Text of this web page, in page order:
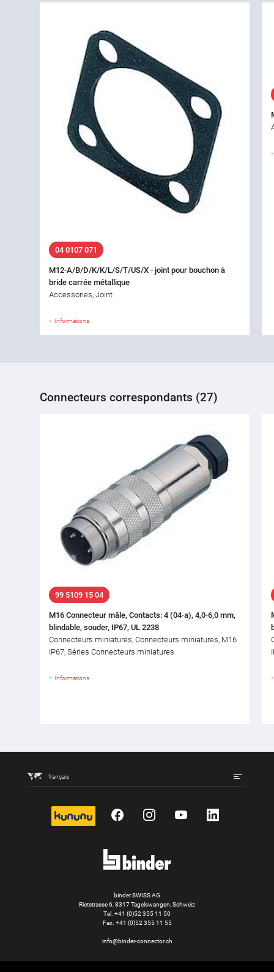
04 0107 071
M12-A/B/D/K/K/L/S/T/US/X - joint pour bouchon à
bride carrée métallique
Accessories, Joint
Informations
Connecteurs correspondants (27)
99 5109 15 04
M16 Connecteur mâle, Contacts: 4 (04-a), 4,0-6,0 mm,
blindable, souder, IP67, UL 2238
Connecteurs miniatures, Connecteurs miniatures, M16
IP67, Séries Connecteurs miniatures
Informations
français
kununu FacebookInstagram
YouTubeLinkedIn
binder SWISS AG
Rietstrasse 6, 8317 Tagelswangen, Schweiz
Tel. +41 (0)52 355 11 50
Fax. +41 (0)52 355 11 55
info@binder-connector.ch